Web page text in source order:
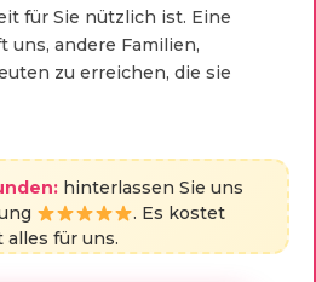
für Sie nützlich ist. Eine
andere Familien,
zu erreichen, die sie
hinterlassen Sie uns
. Es kostet
für uns.